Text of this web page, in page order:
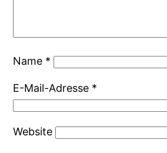
Name *
E-Mail-Adresse *
Website